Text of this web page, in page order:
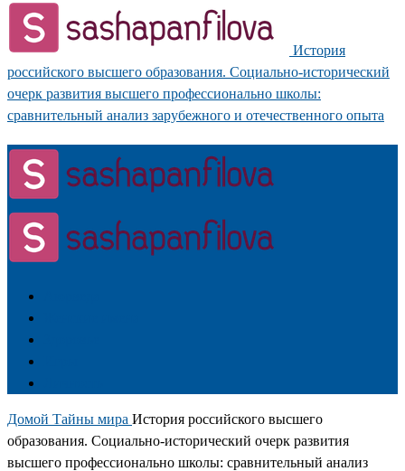
История
российского высшего образования. Социально-исторический
очерк развития высшего профессионально школы:
сравнительный анализ зарубежного и отечественного опыта
Домой Тайны мира История российского высшего
образования. Социально-исторический очерк развития
высшего профессионально школы: сравнительный анализ